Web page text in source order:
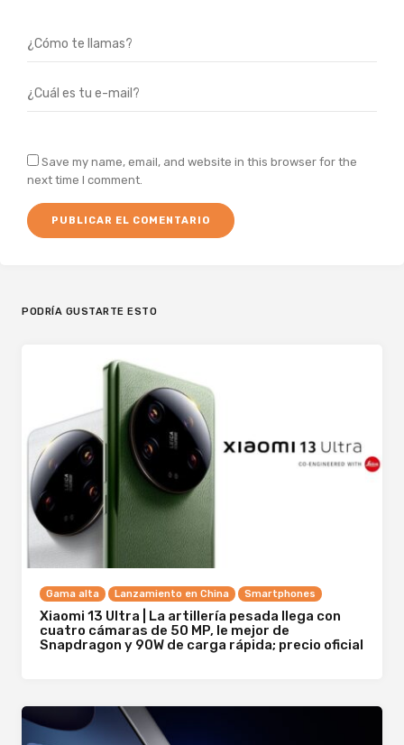
Save my name, email, and website in this browser for the
next time I comment.
PODRÍA GUSTARTE ESTO
Gama alta Lanzamiento en China Smartphones
Xiaomi 13 Ultra | La artillería pesada llega con
cuatro cámaras de 50 MP, le mejor de
Snapdragon y 90W de carga rápida; precio oficial